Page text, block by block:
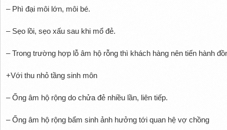
– Phì đại môi lớn, môi bé.
– Sẹo lồi, sẹo xấu sau khi mổ đẻ.
– Trong trường hợp lỗ âm hộ rỗng thì khách hàng nên tiến hành
+Với thu nhỏ tầng sinh môn
– Ống âm hộ rộng do chửa đẻ nhiều lần, liên tiếp.
– Ống âm hộ rộng bẩm sinh ảnh hưởng tới quan hệ vợ chồng